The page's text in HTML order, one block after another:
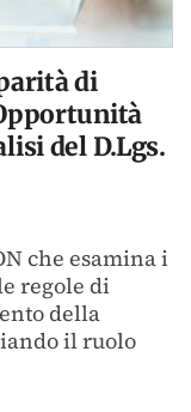
di
del D.Lgs.
che esamina i
regole di
della
il ruolo